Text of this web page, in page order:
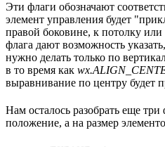
Эти флаги обозначают
элемент управления будет
правой боковине, к потолку
флага дают возможность
нужно делать только по
в то время как
выравнивание по центру будет
Нам осталось разобрать еще
положение, а на размер